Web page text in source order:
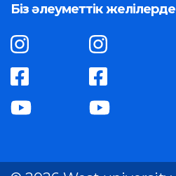
Біз әлеуметтік желілерде